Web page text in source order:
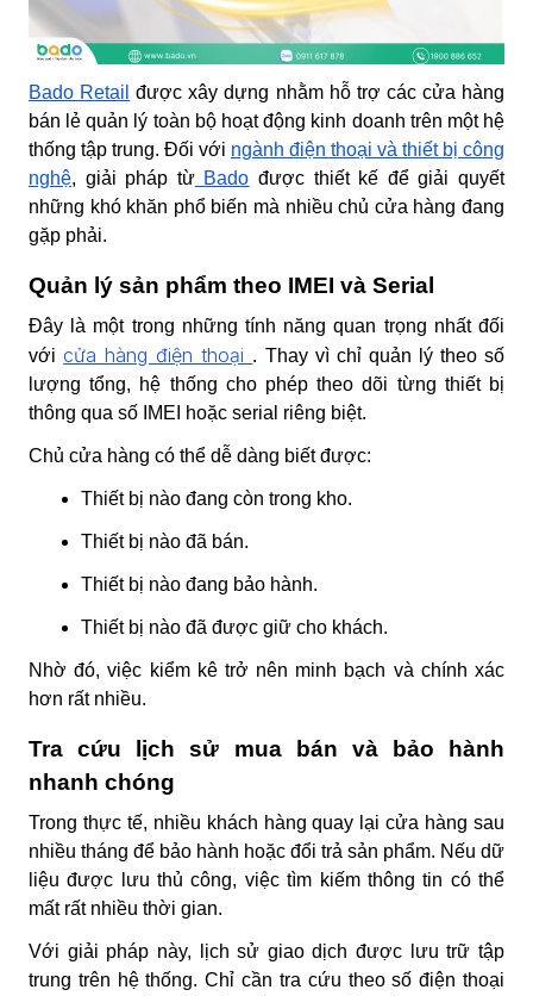
Bado Retail được xây dựng nhằm hỗ trợ các cửa hàng
bán lẻ quản lý toàn bộ hoạt động kinh doanh trên một hệ
thống tập trung. Đối với ngành điện thoại và thiết bị công
nghệ, giải pháp từ Bado được thiết kế để giải quyết
những khó khăn phổ biến mà nhiều chủ cửa hàng đang
gặp phải.
Quản lý sản phẩm theo IMEI và Serial
Đây là một trong những tính năng quan trọng nhất đối
với cửa hàng điện thoại . Thay vì chỉ quản lý theo số
lượng tổng, hệ thống cho phép theo dõi từng thiết bị
thông qua số IMEI hoặc serial riêng biệt.
Chủ cửa hàng có thể dễ dàng biết được:
Thiết bị nào đang còn trong kho.
Thiết bị nào đã bán.
Thiết bị nào đang bảo hành.
Thiết bị nào đã được giữ cho khách.
Nhờ đó, việc kiểm kê trở nên minh bạch và chính xác
hơn rất nhiều.
Tra cứu lịch sử mua bán và bảo hành
nhanh chóng
Trong thực tế, nhiều khách hàng quay lại cửa hàng sau
nhiều tháng để bảo hành hoặc đổi trả sản phẩm. Nếu dữ
liệu được lưu thủ công, việc tìm kiếm thông tin có thể
mất rất nhiều thời gian.
Với giải pháp này, lịch sử giao dịch được lưu trữ tập
trung trên hệ thống. Chỉ cần tra cứu theo số điện thoại